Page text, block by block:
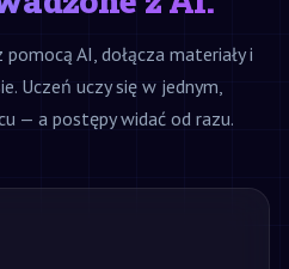
AI, dołącza materiały i
Uczeń uczy się w jednym,
— a postępy widać od razu.